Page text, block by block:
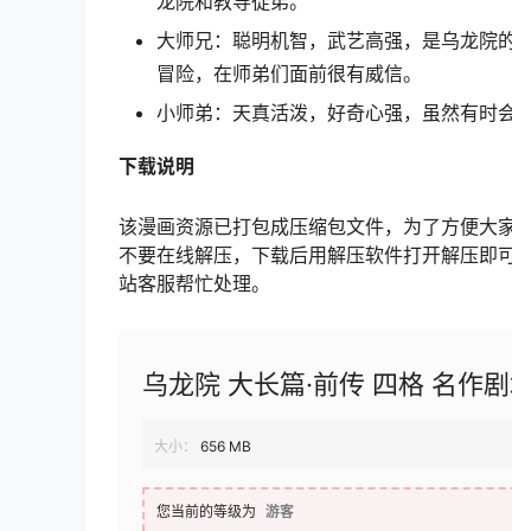
大师兄：聪明机智，武艺高强，是乌龙院
冒险，在师弟们面前很有威信。
小师弟：天真活泼，好奇心强，虽然有时
下载说明
该漫画资源已打包成压缩包文件，为了方便大
不要在线解压，下载后用解压软件打开解压即
站客服帮忙处理。
乌龙院 大长篇·前传 四格 名作
大小： 656 MB
您当前的等级为 游客